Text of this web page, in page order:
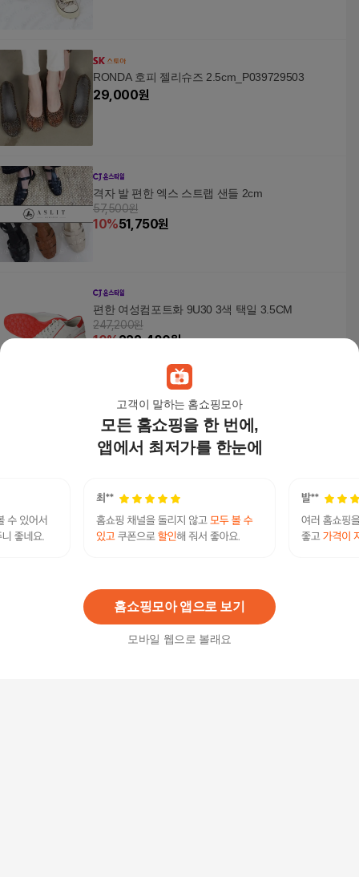
고객이 말하는 홈쇼핑모아
모든 홈쇼핑을 한 번에,
앱에서 최저가를 한눈에
홈쇼핑모아 앱으로 보기
모바일 웹으로 볼래요
RONDA 호피 젤리슈즈 2.5cm_P039729503
29,000원
격자 발 편한 엑스 스트랩 샌들 2cm
57,500원
10%51,750원
편한 여성컴포트화 9U30 3색 택일 3.5CM
247,200원
10%222,480원
세자매 고급라인 여성 가보시샌들 7.5cm 키높이
통굽샌들 발이편한 여자버클샌들_P308126024
33,500 원
(SN589)남여 커플 캔버스 슬립온